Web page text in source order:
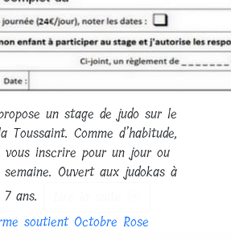
un stage de judo sur le
Toussaint. Comme d’habitude,
vous inscrire pour un jour ou
Ouvert aux judokas à
ans.
soutient Octobre Rose